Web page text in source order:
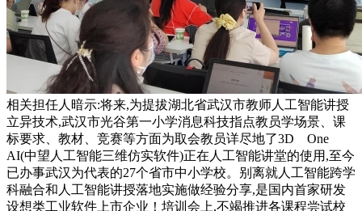
相关担任人暗示:将来,为提拔湖北省武汉市教师人工智能讲授
立异技术,武汉市光谷第一小学消息科技指点教员学场景、课
标要求、教材、竞赛等方面为取会教员详尽地了3D One
AI(中望人工智能三维仿实软件)正在人工智能讲堂的使用,至今
已办事武汉为代表的27个省市中小学校。别离就人工智能跨学
科融合和人工智能讲授落地实施做经验分享,是国内首家研发
设想类工业软件上市企业！培训会上,不竭推进各课程尝试校